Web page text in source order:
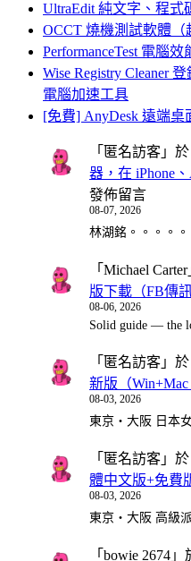
UltraEdit 純文字、程式
OCCT 燒機測試軟體（
PerformanceTest 電腦
Wise Registry Cleaner
電腦加速工具
[免費] AnyDesk 遠端桌
「 匿名訪客 」
器，在 iPhone
發佈留言
08-07, 2026
林湖銘。。。。。
「 Michael Carter
版下載（FB傳訊
08-06, 2026
Solid guide — the
「 匿名訪客 」
新版（Win+Mac
08-03, 2026
東京・大阪 日本
「 匿名訪客 」
體中文版+免費
08-03, 2026
東京・大阪 高級
「 bowie 2674 」